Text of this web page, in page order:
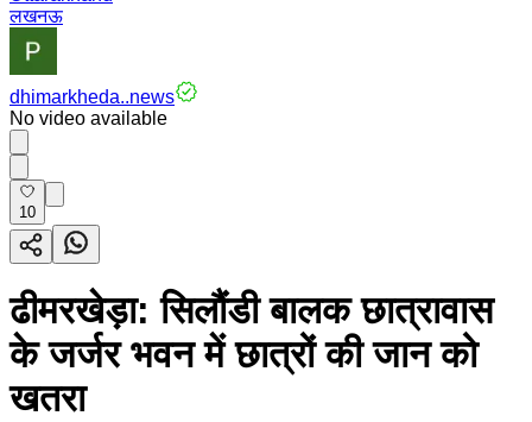
लखनऊ
dhimarkheda..news
No video available
10
ढीमरखेड़ा: सिलौंडी बालक छात्रावास
के जर्जर भवन में छात्रों की जान को
खतरा